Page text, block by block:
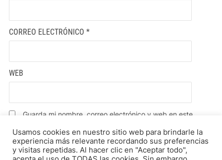
CORREO ELECTRÓNICO *
WEB
Guarda mi nombre, correo electrónico y web en este
Usamos cookies en nuestro sitio web para brindarle la
experiencia más relevante recordando sus preferencias
y visitas repetidas. Al hacer clic en "Aceptar todo",